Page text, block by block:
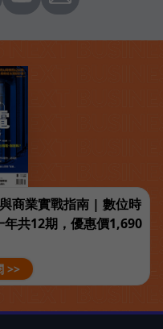
商業實戰指南 | 數位時
共12期，優惠價1,690
>>